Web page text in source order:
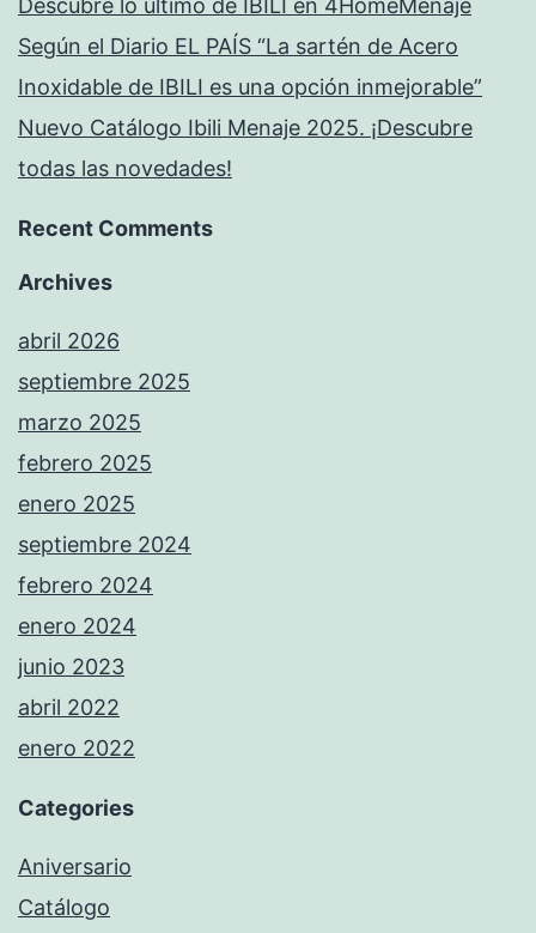
Descubre lo último de IBILI en 4HomeMenaje
Según el Diario EL PAÍS “La sartén de Acero
Inoxidable de IBILI es una opción inmejorable”
Nuevo Catálogo Ibili Menaje 2025. ¡Descubre
todas las novedades!
Recent Comments
Archives
abril 2026
septiembre 2025
marzo 2025
febrero 2025
enero 2025
septiembre 2024
febrero 2024
enero 2024
junio 2023
abril 2022
enero 2022
Categories
Aniversario
Catálogo